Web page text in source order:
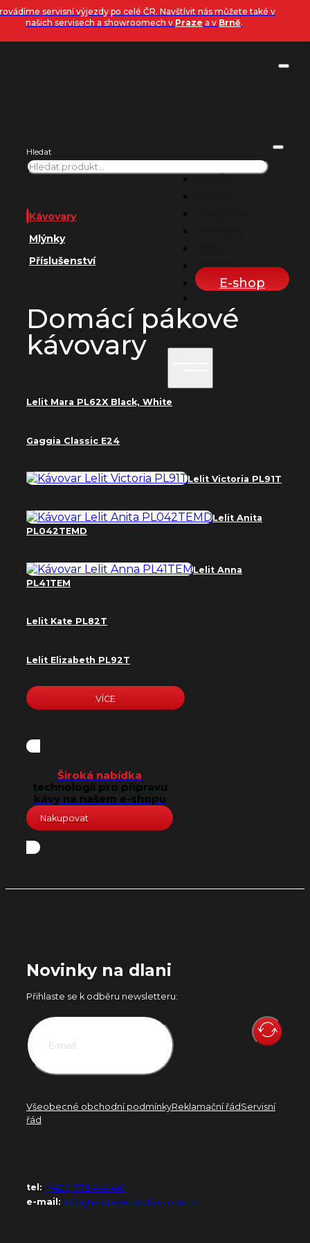
Přeskočit na hlavní obsah Přeskočit na zápatí
servisní výjezdy po celé ČR. Navštívit nás můžete také v
našich servisech a showroomech v Praze a v Brně.
O nás
Kariéra
E-shop
Hledat
Kávovary
Mlýnky
Příslušenství
Domácí pákové
kávovary
Lelit Mara PL62X Black, White
Gaggia Classic E24
Lelit Victoria PL91T
Lelit Anita
PL042TEMD
Lelit Anna
PL41TEM
Lelit Kate PL82T
Lelit Elizabeth PL92T
VÍCE
Široká nabídka
technologií pro přípravu
kávy na našem e-shopu
Nakupovat
Novinky na dlani
Přihlaste se k odběru newsletteru:
Všeobecné obchodní podmínkyReklamační řád Servisní
řád
tel: (+420) 778 444 441
e-mail: info@espressoprofessional.cz